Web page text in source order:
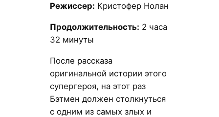
Режиссер: Кристофер Нолан
Продолжительность: 2 часа
32 минуты
После рассказа
оригинальной истории этого
супергероя, на этот раз
Бэтмен должен столкнуться
с одним из самых злых и